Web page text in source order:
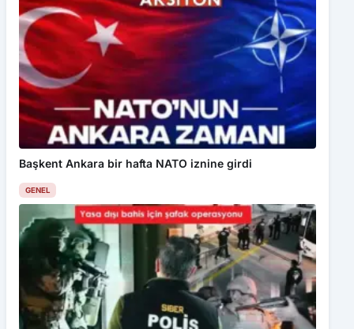
Başkent Ankara bir hafta NATO iznine girdi
GENEL